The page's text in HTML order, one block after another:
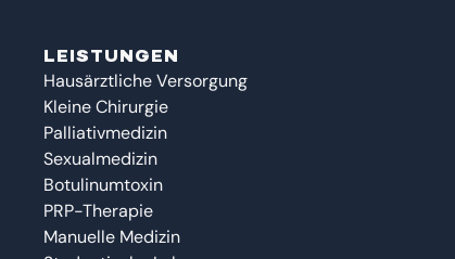
LEISTUNGEN
Hausärztliche Versorgung
Kleine Chirurgie
Palliativmedizin
Sexualmedizin
Botulinumtoxin
PRP-Therapie
Manuelle Medizin